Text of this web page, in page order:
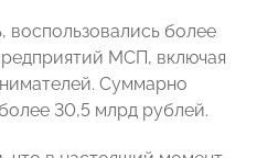
воспользовались более
МСП, включая
Суммарно
30,5 млрд рублей.